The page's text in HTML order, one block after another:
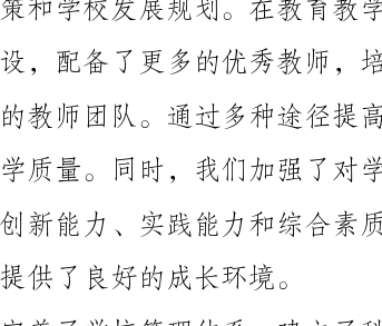
作，积极与家长沟通交流，探索建立了家长学校，提高了家校合
作的质量和效益。同时，我们还注重校园安全和环境卫生管理，
素质教育，注重培养学生的创新能力、实践能力和综合素质，开
在学校管理方面，我们完善了学校管理体系，建立了科学、
规范的课堂管理制度，切实提高了教学效果。我们注重家校合